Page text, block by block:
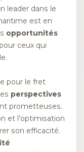
leader dans le
est en
opportunités
pour ceux qui
pour le fret
perspectives
prometteuses.
et l’optimisation
son efficacité.